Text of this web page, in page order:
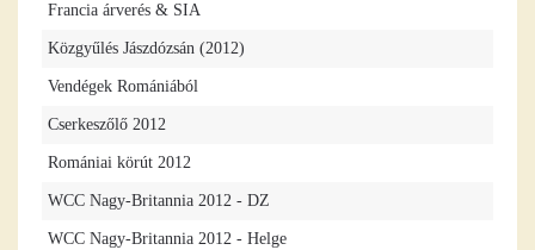
Francia árverés & SIA
Közgyűlés Jászdózsán (2012)
Vendégek Romániából
Cserkeszőlő 2012
Romániai körút 2012
WCC Nagy-Britannia 2012 - DZ
WCC Nagy-Britannia 2012 - Helge